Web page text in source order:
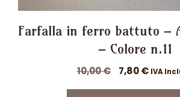
Farfalla in ferro battuto –
– Colore n.11
10,00€
Il
7,80€IlIVA